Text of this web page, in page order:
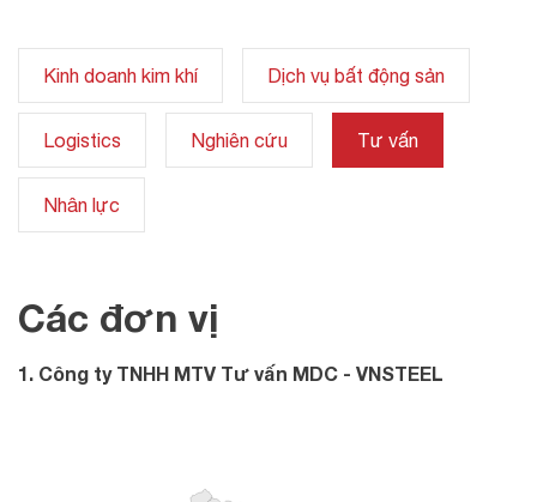
Kinh doanh kim khí Dịch vụ bất động sản
Logistics Nghiên cứu Tư vấn
Nhân lực
Các đơn vị
1. Công ty TNHH MTV Tư vấn MDC - VNSTEEL